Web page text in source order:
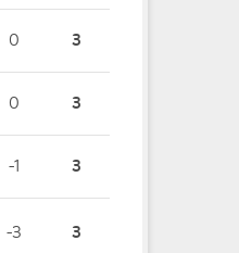
0 3
0 3
-1 3
-3 3